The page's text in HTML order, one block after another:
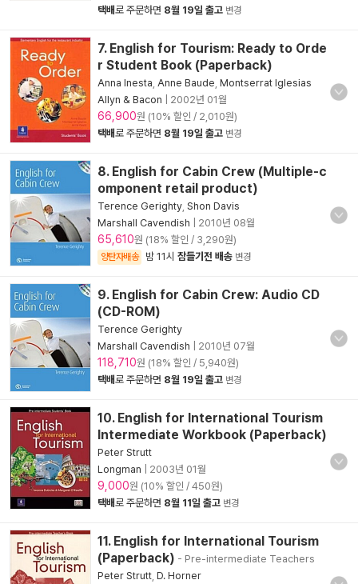
택배로 주문하면 8월 19일 출고 변경
7. English for Tourism: Ready to Orde
r Student Book (Paperback)
Anna Inesta Anne Baude Montserrat Iglesias
Allyn & Bacon
2002년 01월
66,900원 (10% 할인 / 2,010원)
택배로 주문하면 8월 19일 출고 변경
8. English for Cabin Crew (Multiple-c
omponent retail product)
Terence Gerighty Shon Davis
Marshall Cavendish
2010년 08월
65,610원 (18% 할인 / 3,290원)
양탄자배송 밤 11시 잠들기전 배송 변경
9. English for Cabin Crew: Audio CD
(CD-ROM)
Terence Gerighty
Marshall Cavendish
2010년 07월
118,710원 (18% 할인 / 5,940원)
택배로 주문하면 8월 19일 출고 변경
10. English for International Tourism
Intermediate Workbook (Paperback)
Peter Strutt
Longman
2003년 01월
9,000원 (10% 할인 / 450원)
택배로 주문하면 8월 11일 출고 변경
11. English for International Tourism
(Paperback) - Pre-intermediate Teachers
Peter Strutt D. Horner